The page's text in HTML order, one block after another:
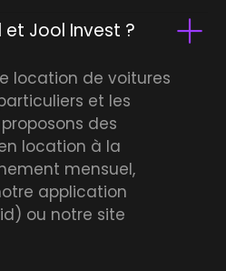
Jool Invest ?
location de voitures
et les
des
location à la
mensuel,
application
ou notre site